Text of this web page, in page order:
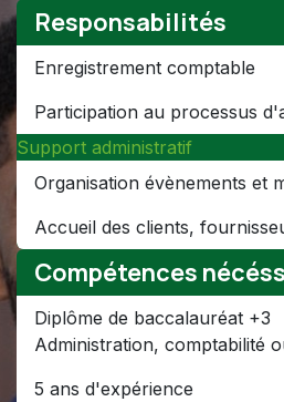
Responsabilités
Enregistrement comptable
Participation au processus
Support administratif
Organisation évènements et
Accueil des clients,
Compétences
Diplôme de baccalauréat +3
Administration, comptabilité
5 ans d'expérience